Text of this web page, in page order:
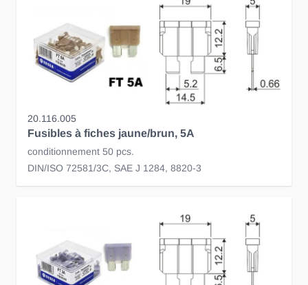
20.116.005
Fusibles à fiches jaune/brun, 5A
conditionnement 50 pcs.
DIN/ISO 72581/3C, SAE J 1284, 8820-3